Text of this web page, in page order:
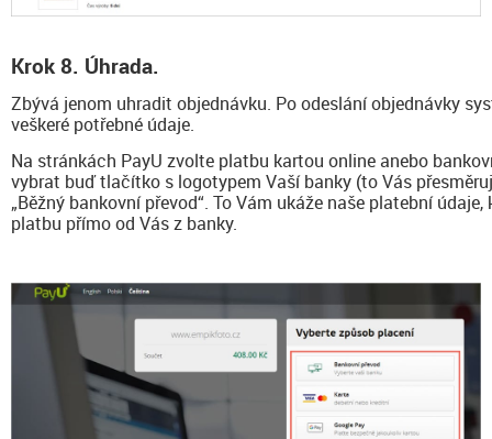
Krok 8. Úhrada.
Zbývá jenom uhradit objednávku. Po odeslání objednávky
veškeré potřebné údaje.
Na stránkách PayU zvolte platbu kartou online anebo
vybrat buď tlačítko s logotypem Vaší banky (to Vás
„Běžný bankovní převod“. To Vám ukáže naše platební
platbu přímo od Vás z banky.